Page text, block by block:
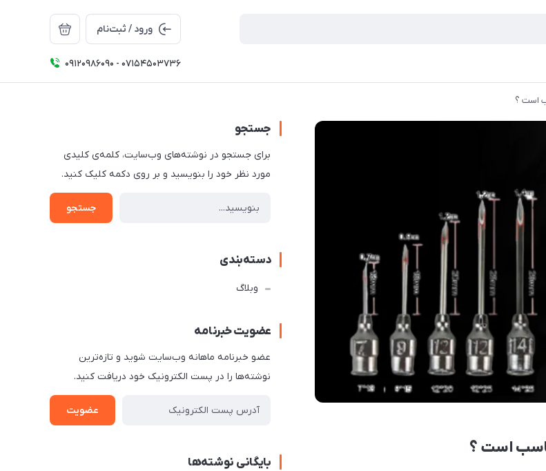
ورود / ثبت‌نام
09120986090 - 07154503736
است ؟
است ؟
جستجو
برای جستجو در نوشته‌های وب‌سایت، کلمه‌ی کلیدی
مورد نظر خود را بنویسید و بر روی دکمه کلیک کنید.
جستجو
دسته‌بندی
وبلاگ
عضویت خبرنامه
عضو خبرنامه ماهانه وب‌سایت شوید و تازه‌ترین
نوشته‌ها را در پست الکترونیک خود دریافت کنید.
عضویت
بایگانی نوشته‌ها